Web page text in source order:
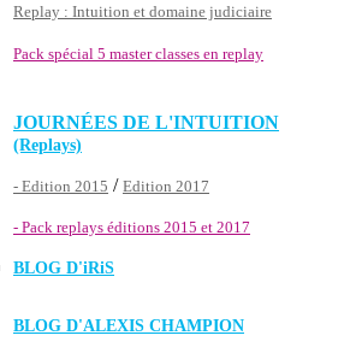
Replay : Intuition et domaine judiciaire
Pack spécial 5 master classes en replay
JOURNÉES DE L'INTUITION
(Replays)
- Edition 2015 / Edition 2017
- Pack replays éditions 2015 et 2017
BLOG D'iRiS
BLOG D'ALEXIS CHAMPION